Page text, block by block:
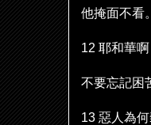
他掩面不看。
12 耶和華
不要忘記困
13 惡人為